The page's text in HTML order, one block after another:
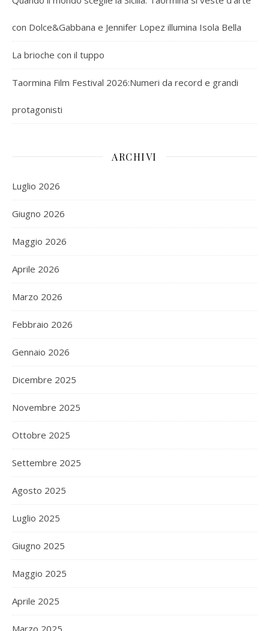
con Dolce&Gabbana e Jennifer Lopez illumina Isola Bella
La brioche con il tuppo
Taormina Film Festival 2026:Numeri da record e grandi
protagonisti
ARCHIVI
Luglio 2026
Giugno 2026
Maggio 2026
Aprile 2026
Marzo 2026
Febbraio 2026
Gennaio 2026
Dicembre 2025
Novembre 2025
Ottobre 2025
Settembre 2025
Agosto 2025
Luglio 2025
Giugno 2025
Maggio 2025
Aprile 2025
Marzo 2025